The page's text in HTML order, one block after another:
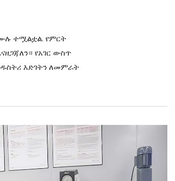
ተሟልቷል. የምርት
የአገር ውስጥ
እድገትን ለመምራት